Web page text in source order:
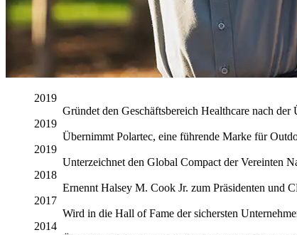
2019
Gründet den Geschäftsbereich Healthcare nach
2019
Übernimmt Polartec, eine führende Marke für
2019
Unterzeichnet den Global Compact der Vereinten
2018
Ernennt Halsey M. Cook Jr. zum Präsidenten und
2017
Wird in die Hall of Fame der sichersten
2014